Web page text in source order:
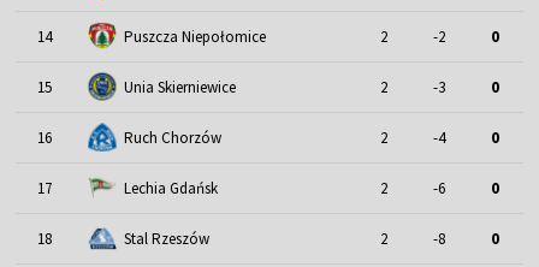
14 Puszcza Niepołomice 2 -2 0
15 Unia Skierniewice 2 -3 0
16 Ruch Chorzów 2 -4 0
17 Lechia Gdańsk 2 -6 0
18 Stal Rzeszów 2 -8 0